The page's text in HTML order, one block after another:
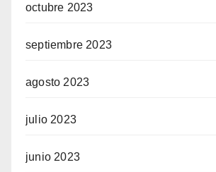
octubre 2023
septiembre 2023
agosto 2023
julio 2023
junio 2023